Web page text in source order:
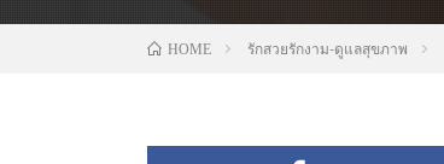
HOME รักสวยรักงาม-ดูแลสุขภาพ